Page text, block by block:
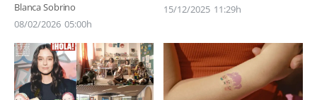
Blanca Sobrino
08/02/2026 05:00h
15/12/2025 11:29h